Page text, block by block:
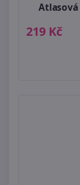
Atlasová
219 Kč